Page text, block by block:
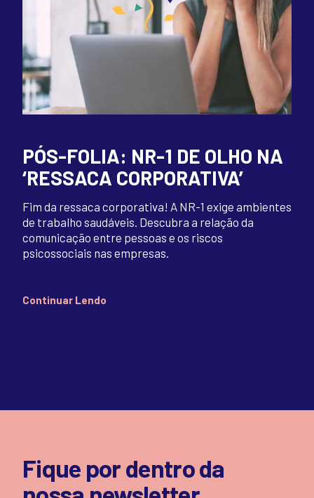
PÓS-FOLIA: NR-1 DE OLHO NA
‘RESSACA CORPORATIVA’
Fim da ressaca corporativa! A NR-1 exige ambientes
de trabalho saudáveis. Descubra a relação da
comunicação entre pessoas e os riscos
psicossociais nas empresas.
Continuar Lendo
Fique por dentro da